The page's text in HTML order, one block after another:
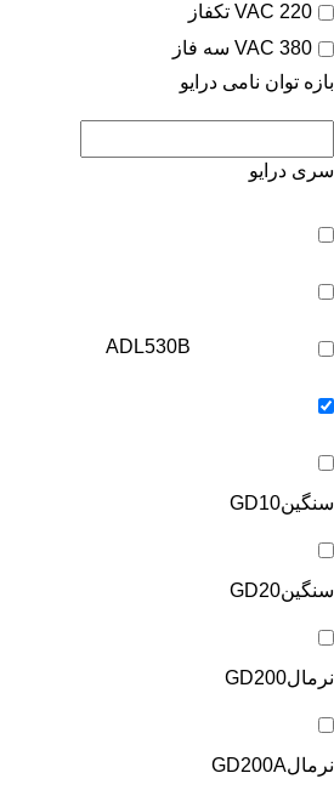
220 VAC تکفاز
380 VAC سه فاز
بازه توان نامی درایو
سری درایو
ADL530B
سنگینGD10
سنگینGD20
نرمالGD200
نرمالGD200A